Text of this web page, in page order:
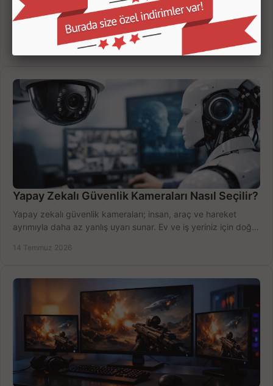
Kamera kayıt cihazı incelemesi yaparken kanal sayısı,
çözünürlük, disk kapasitesi ve uzaktan erişimi birlikte
değerlendirin; bütçenizi doğru yönetin.
16 Temmuz 2026
Yapay Zekalı Güvenlik Kameraları Nasıl Seçilir?
Yapay zekalı güvenlik kameraları; insan, araç ve hareket
ayrımıyla daha az yanlış uyarı sunar. Ev ve iş yeriniz için doğru
14 Temmuz 2026